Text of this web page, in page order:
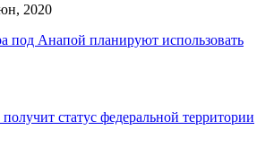
2020
под Анапой планируют использовать
статус федеральной территории